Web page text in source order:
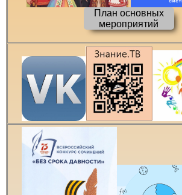
План основных
мероприятий